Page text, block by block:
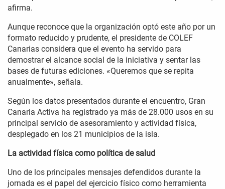
afirma.
Aunque reconoce que la organización optó este año por un
formato reducido y prudente, el presidente de COLEF
Canarias considera que el evento ha servido para
demostrar el alcance social de la iniciativa y sentar las
bases de futuras ediciones. «Queremos que se repita
anualmente», señala.
Según los datos presentados durante el encuentro, Gran
Canaria Activa ha registrado ya más de 28.000 usos en su
principal servicio de asesoramiento y actividad física,
desplegado en los 21 municipios de la isla.
La actividad física como política de salud
Uno de los principales mensajes defendidos durante la
jornada es el papel del ejercicio físico como herramienta